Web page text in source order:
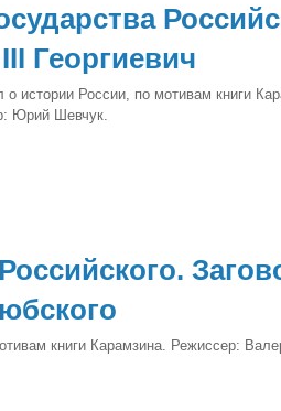
Георгиевич
истории России, по мотивам книги
Юрий Шевчук.
книги Карамзина. Режиссер: